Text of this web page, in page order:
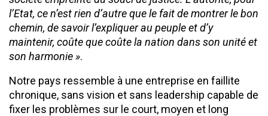
l’Etat, ce n’est rien d’autre que le fait de montrer le bon
chemin, de savoir l’expliquer au peuple et d’y
maintenir, coûte que coûte la nation dans son unité et
son harmonie ».
Notre pays ressemble à une entreprise en faillite
chronique, sans vision et sans leadership capable de
fixer les problèmes sur le court, moyen et long